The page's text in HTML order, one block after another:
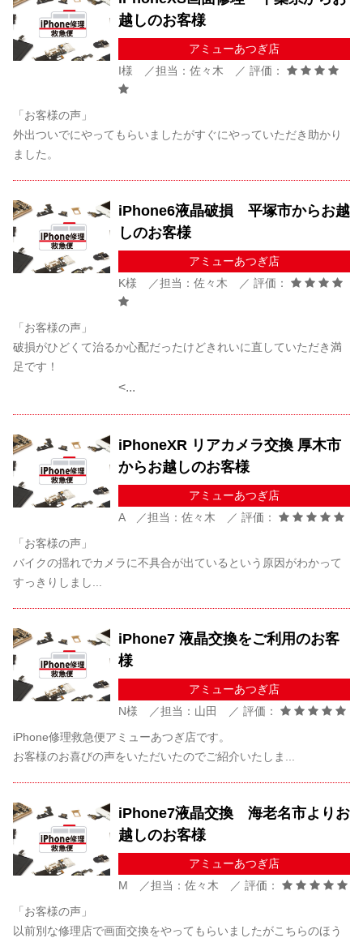
越しのお客様
アミューあつぎ店
I様 ／担当：佐々木 ／ 評価：
「お客様の声」
外出ついでにやってもらいましたがすぐにやっていただき助かり
ました。
iPhone6液晶破損 平塚市からお越
しのお客様
アミューあつぎ店
K様 ／担当：佐々木 ／ 評価：
「お客様の声」
破損がひどくて治るか心配だったけどきれいに直していただき満
足です！
<...
iPhoneXR リアカメラ交換 厚木市
からお越しのお客様
アミューあつぎ店
A ／担当：佐々木 ／ 評価：
「お客様の声」
バイクの揺れでカメラに不具合が出ているという原因がわかって
すっきりしまし...
iPhone7 液晶交換をご利用のお客
様
アミューあつぎ店
N様 ／担当：山田 ／ 評価：
iPhone修理救急便アミューあつぎ店です。
お客様のお喜びの声をいただいたのでご紹介いたしま...
iPhone7液晶交換 海老名市よりお
越しのお客様
アミューあつぎ店
M ／担当：佐々木 ／ 評価：
「お客様の声」
以前別な修理店で画面交換をやってもらいましたがこちらのほう